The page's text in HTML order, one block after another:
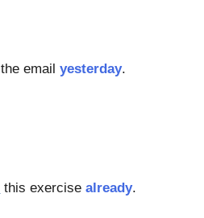
the email yesterday.
this exercise already.